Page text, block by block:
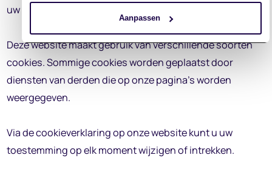
Aanpassen
uw toestemming nodig.
Deze website maakt gebruik van verschillende soorten
cookies. Sommige cookies worden geplaatst door
diensten van derden die op onze pagina's worden
weergegeven.
Via de cookieverklaring op onze website kunt u uw
toestemming op elk moment wijzigen of intrekken.